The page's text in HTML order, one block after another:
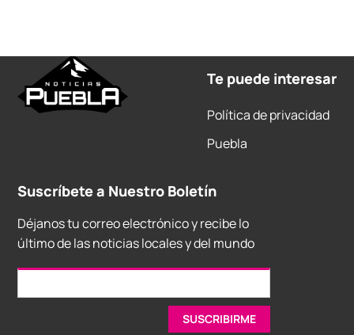
Te puede interesar
Política de privacidad
Puebla
Suscríbete a Nuestro Boletín
Déjanos tu correo electrónico y recibe lo
último de las noticias locales y del mundo